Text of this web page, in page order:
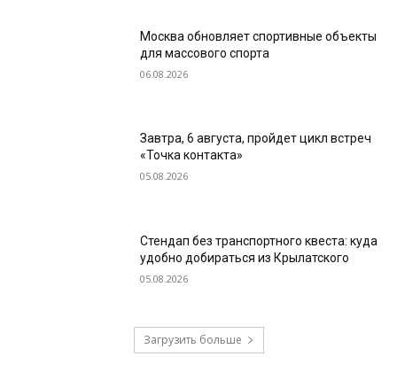
Москва обновляет спортивные объекты
для массового спорта
06.08.2026
Завтра, 6 августа, пройдет цикл встреч
«Точка контакта»
05.08.2026
Стендап без транспортного квеста: куда
удобно добираться из Крылатского
05.08.2026
Загрузить больше